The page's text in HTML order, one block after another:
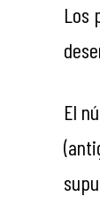
Los
El